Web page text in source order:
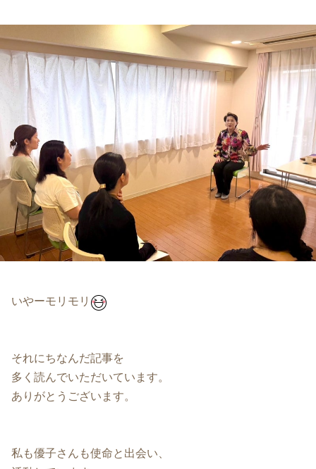
いやーモリモリ
それにちなんだ記事を
多く読んでいただいています。
ありがとうございます。
私も優子さんも使命と出会い、